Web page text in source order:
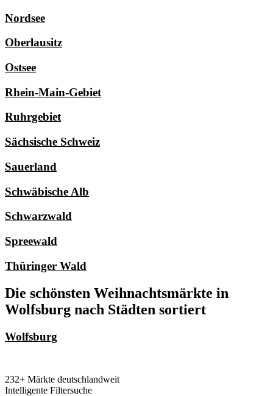
Nordsee
Oberlausitz
Ostsee
Rhein-Main-Gebiet
Ruhrgebiet
Sächsische Schweiz
Sauerland
Schwäbische Alb
Schwarzwald
Spreewald
Thüringer Wald
Die schönsten Weihnachtsmärkte in
Wolfsburg nach Städten sortiert
Wolfsburg
232+ Märkte deutschlandweit
Intelligente Filtersuche